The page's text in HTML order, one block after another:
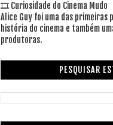
🎞 Curiosidade do Cinema Mudo
Alice Guy foi uma das primeiras
história do cinema e também
produtoras.
PESQUISAR